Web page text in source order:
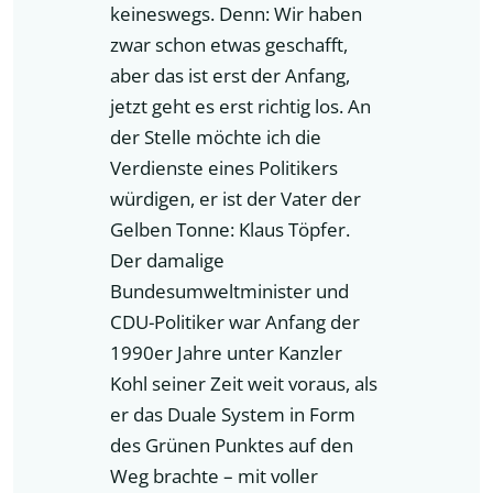
keineswegs. Denn: Wir haben
zwar schon etwas geschafft,
aber das ist erst der Anfang,
jetzt geht es erst richtig los. An
der Stelle möchte ich die
Verdienste eines Politikers
würdigen, er ist der Vater der
Gelben Tonne: Klaus Töpfer.
Der damalige
Bundesumweltminister und
CDU-Politiker war Anfang der
1990er Jahre unter Kanzler
Kohl seiner Zeit weit voraus, als
er das Duale System in Form
des Grünen Punktes auf den
Weg brachte – mit voller